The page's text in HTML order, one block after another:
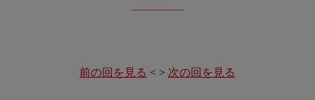
前の回を見る < > 次の回を見る